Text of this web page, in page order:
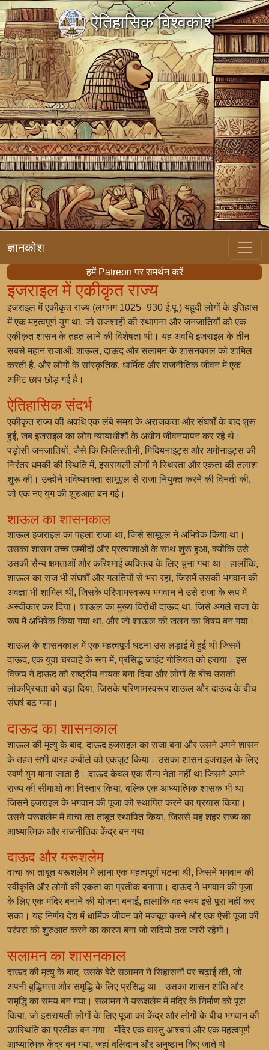
ऐतिहासिक विश्वकोश
ज्ञानकोश
हमें Patreon पर समर्थन करें
इजराइल में एकीकृत राज्य
इजराइल में एकीकृत राज्य (लगभग 1025–930 ई.पू.) यहूदी लोगों के इतिहास
में एक महत्वपूर्ण युग था, जो राजशाही की स्थापना और जनजातियों को एक
एकीकृत शासन के तहत लाने की विशेषता थी। यह अवधि इजराइल के तीन
सबसे महान राजाओं: शाऊल, दाऊद और सलामन के शासनकाल को शामिल
करती है, और लोगों के सांस्कृतिक, धार्मिक और राजनीतिक जीवन में एक
अमिट छाप छोड़ गई है।
ऐतिहासिक संदर्भ
एकीकृत राज्य की अवधि एक लंबे समय के अराजकता और संघर्षों के बाद शुरू
हुई, जब इजराइल का लोग न्यायाधीशों के अधीन जीवनयापन कर रहे थे।
पड़ोसी जनजातियों, जैसे कि फिलिस्तीनी, मिदियनाइट्स और अमोनाइट्स की
निरंतर धमकी की स्थिति में, इसरायली लोगों ने स्थिरता और एकता की तलाश
शुरू की। उन्होंने भविष्यवक्ता सामूएल से राजा नियुक्त करने की विनती की,
जो एक नए युग की शुरुआत बन गई।
शाऊल का शासनकाल
शाऊल इजराइल का पहला राजा था, जिसे सामूएल ने अभिषेक किया था।
उसका शासन उच्च उम्मीदों और प्रत्याशाओं के साथ शुरू हुआ, क्योंकि उसे
उसकी सैन्य क्षमताओं और करिश्माई व्यक्तित्व के लिए चुना गया था। हालाँकि,
शाऊल का राज भी संघर्षों और गलतियों से भरा रहा, जिसमें उसकी भगवान की
अवज्ञा भी शामिल थी, जिसके परिणामस्वरूप भगवान ने उसे राजा के रूप में
अस्वीकार कर दिया। शाऊल का मुख्य विरोधी दाऊद था, जिसे अगले राजा के
रूप में अभिषेक किया गया था, और जो शाऊल की जलन का विषय बन गया।
शाऊल के शासनकाल में एक महत्वपूर्ण घटना उस लड़ाई में हुई थी जिसमें
दाऊद, एक युवा चरवाहे के रूप में, प्रसिद्ध जाइंट गोलियत को हराया। इस
विजय ने दाऊद को राष्ट्रीय नायक बना दिया और लोगों के बीच उसकी
लोकप्रियता को बढ़ा दिया, जिसके परिणामस्वरूप शाऊल और दाऊद के बीच
संघर्ष बढ़ गया।
दाऊद का शासनकाल
शाऊल की मृत्यु के बाद, दाऊद इजराइल का राजा बना और उसने अपने शासन
के तहत सभी बारह कबीले को एकजुट किया। उसका शासन इजराइल के लिए
स्वर्ण युग माना जाता है। दाऊद केवल एक सैन्य नेता नहीं था जिसने अपने
राज्य की सीमाओं का विस्तार किया, बल्कि एक आध्यात्मिक शासक भी था
जिसने इजराइल के भगवान की पूजा को स्थापित करने का प्रयास किया।
उसने यरूशलेम में वाचा का ताबूत स्थापित किया, जिससे यह शहर राज्य का
आध्यात्मिक और राजनीतिक केंद्र बन गया।
दाऊद और यरूशलेम
वाचा का ताबूत यरूशलेम में लाना एक महत्वपूर्ण घटना थी, जिसने भगवान की
स्वीकृति और लोगों की एकता का प्रतीक बनाया। दाऊद ने भगवान की पूजा
के लिए एक मंदिर बनाने की योजना बनाई, हालांकि वह स्वयं इसे पूरा नहीं कर
सका। यह निर्णय देश में धार्मिक जीवन को मजबूत करने और एक ऐसी पूजा की
परंपरा की शुरुआत करने का कारण बना जो सदियों तक जारी रहेगी।
सलामन का शासनकाल
दाऊद की मृत्यु के बाद, उसके बेटे सलामन ने सिंहासनों पर चढ़ाई की, जो
अपनी बुद्धिमत्ता और समृद्धि के लिए प्रसिद्ध था। उसका शासन शांति और
समृद्धि का समय बन गया। सलामन ने यरूशलेम में मंदिर के निर्माण को पूरा
किया, जो इसरायली लोगों के लिए पूजा का केंद्र और लोगों के बीच भगवान की
उपस्थिति का प्रतीक बन गया। मंदिर एक वास्तु आश्चर्य और एक महत्वपूर्ण
आध्यात्मिक केंद्र बन गया, जहां बलिदान और अनुष्ठान किए जाते थे।